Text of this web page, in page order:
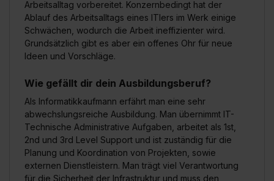
Arbeitsalltag vorbereitet. Konzernbedingt hat der
Ablauf des Arbeitsalltags eines ITlers im Werk einige
Schwächen, wodurch die Arbeit ineffizienter wird.
Grundsätzlich gibt es aber ein offenes Ohr für neue
Ideen und Vorschläge.
Wie gefällt dir dein Ausbildungsberuf?
Als Informatikkaufmann erfährt man eine sehr
abwechslungsreiche Ausbildung. Man übernimmt IT-
Technische Administrative Aufgaben, arbeitet als 1st,
2nd und 3rd Level Support und ist zuständig für die
Planung und Koordination von Projekten, sowie
externen Dienstleistern. Man trägt viel Verantwortung
für die Sicherheit der Infrastruktur und muss den